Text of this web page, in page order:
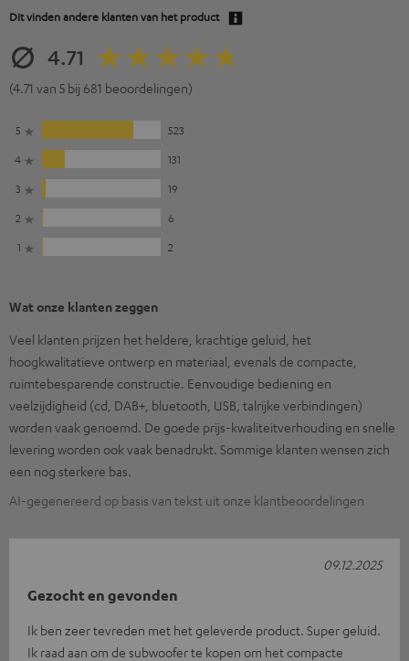
Dit vinden andere klanten van het product
4.71
(4.71 van 5 bij 681 beoordelingen)
5
523
4
131
3
19
2
6
1
2
Wat onze klanten zeggen
Veel klanten prijzen het heldere, krachtige geluid, het
hoogkwalitatieve ontwerp en materiaal, evenals de compacte,
ruimtebesparende constructie. Eenvoudige bediening en
veelzijdigheid (cd, DAB+, bluetooth, USB, talrijke verbindingen)
worden vaak genoemd. De goede prijs-kwaliteitverhouding en snelle
levering worden ook vaak benadrukt. Sommige klanten wensen zich
een nog sterkere bas.
AI-gegenereerd op basis van tekst uit onze klantbeoordelingen
Gezocht en gevonden
Ik ben zeer tevreden met het geleverde product. Super geluid.
Ik raad aan om de subwoofer te kopen om het compacte
09.12.2025